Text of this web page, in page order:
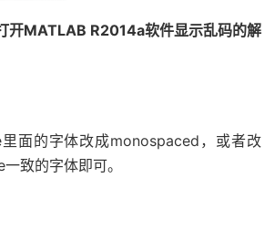
MATLAB R2014a软件显示乱码的解
的字体改成monospaced，或者改
致的字体即可。